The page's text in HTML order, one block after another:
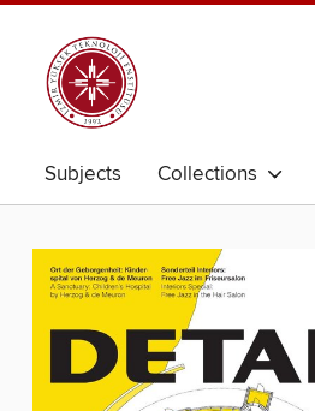
Subjects Collections